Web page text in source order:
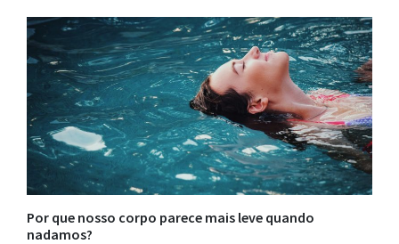
Por que nosso corpo parece mais leve quando
nadamos?